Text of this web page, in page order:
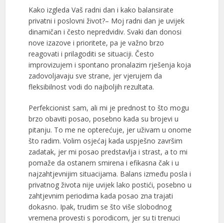
Kako izgleda Vaš radni dan i kako balansirate
privatni i poslovni život?– Moj radni dan je uvijek
dinamičan i često nepredvidiv. Svaki dan donosi
nove izazove i prioritete, pa je važno brzo
reagovati i prilagoditi se situaciji. Često
improvizujem i spontano pronalazim rješenja koja
zadovoljavaju sve strane, jer vjerujem da
fleksibilnost vodi do najboljih rezultata.
Perfekcionist sam, ali mi je prednost to što mogu
brzo obaviti posao, posebno kada su brojevi u
pitanju. To me ne opterećuje, jer uživam u onome
što radim. Volim osjećaj kada uspješno završim
zadatak, jer mi posao predstavlja i strast, a to mi
pomaže da ostanem smirena i efikasna čak i u
najzahtjevnijim situacijama. Balans između posla i
privatnog života nije uvijek lako postići, posebno u
zahtjevnim periodima kada posao zna trajati
dokasno. Ipak, trudim se što više slobodnog
vremena provesti s porodicom, jer su ti trenuci